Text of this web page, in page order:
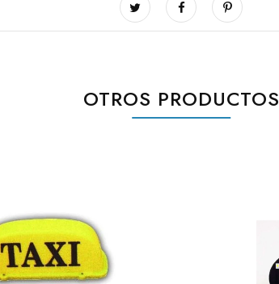
OTROS PRODUCTOS